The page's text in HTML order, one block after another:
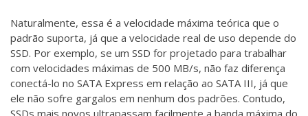
Naturalmente, essa é a velocidade máxima teórica que o
padrão suporta, já que a velocidade real de uso depende do
SSD. Por exemplo, se um SSD for projetado para trabalhar
com velocidades máximas de 500 MB/s, não faz diferença
conectá-lo no SATA Express em relação ao SATA III, já que
ele não sofre gargalos em nenhum dos padrões. Contudo,
SSDs mais novos ultrapassam facilmente a banda máxima do